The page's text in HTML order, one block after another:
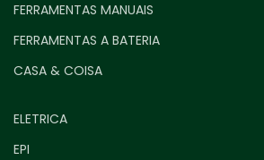
FERRAMENTAS MANUAIS
FERRAMENTAS A BATERIA
CASA & COISA
ELETRICA
EPI